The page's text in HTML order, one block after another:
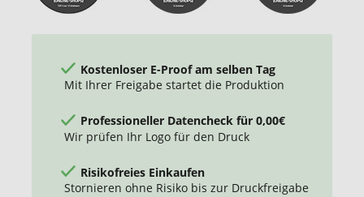
Kostenloser E-Proof am selben Tag
Mit Ihrer Freigabe startet die Produktion
Professioneller Datencheck für 0,00€
Wir prüfen Ihr Logo für den Druck
Risikofreies Einkaufen
Stornieren ohne Risiko bis zur Druckfreigabe